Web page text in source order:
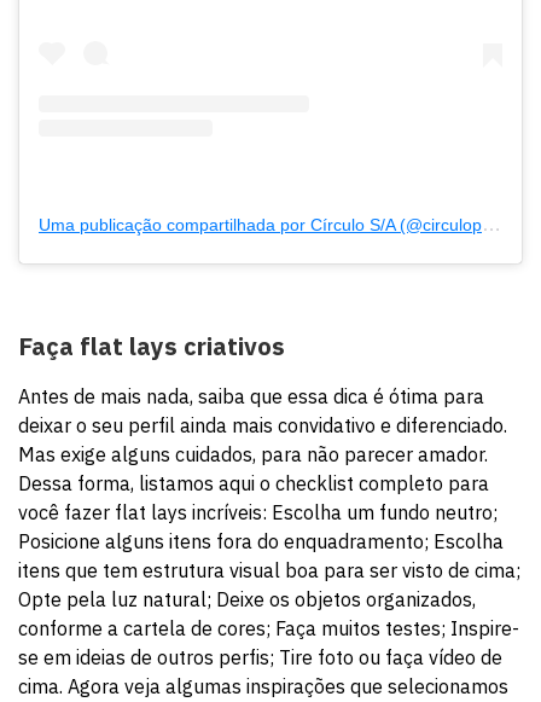
Uma publicação compartilhada por Círculo S/A (@circuloprodutos)
Faça flat lays criativos
Antes de mais nada, saiba que essa dica é ótima para
deixar o seu perfil ainda mais convidativo e diferenciado.
Mas exige alguns cuidados, para não parecer amador.
Dessa forma, listamos aqui o checklist completo para
você fazer flat lays incríveis: Escolha um fundo neutro;
Posicione alguns itens fora do enquadramento; Escolha
itens que tem estrutura visual boa para ser visto de cima;
Opte pela luz natural; Deixe os objetos organizados,
conforme a cartela de cores; Faça muitos testes; Inspire-
se em ideias de outros perfis; Tire foto ou faça vídeo de
cima. Agora veja algumas inspirações que selecionamos